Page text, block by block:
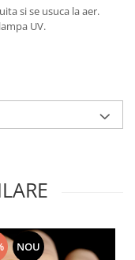
si se usuca la aer.
UV.
NOU